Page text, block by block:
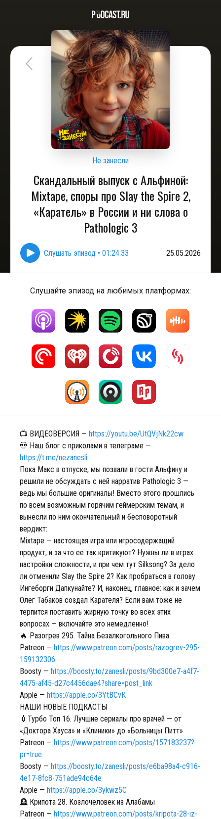
Не занесли
Скандальный выпуск с Альфиной:
Mixtape, споры про Slay the Spire 2,
«Каратель» в России и ни слова о
Pathologic 3
Слушать эпизод • 01:24:33 25.05.2026
Слушайте эпизод на любимых платформах:
📺 ВИДЕОВЕРСИЯ — https://youtu.be/UtQVjNk22cw
💀 Наш блог с приколами в телеграме —
https://t.me/nezanesli
Пока Макс в отпуске, мы позвали в гости Альфину и
решили не обсуждать с ней нарратив Pathologic 3 —
ведь мы большие оригиналы! Вместо этого прошлись
по всем возможным горячим геймерским темам, и
вынесли по ним окончательный и бесповоротный
вердикт:
Mixtape — настоящая игра или игросодержащий
продукт, и за что ее так критикуют? Нужны ли в играх
настройки сложности, и при чем тут Silksong? За дело
ли отменили Slay the Spire 2? Как пробраться в голову
Ингеборги Дапкунайте? И, наконец, главное: как и зачем
Олег Табаков создал Карателя? Если вам тоже не
терпится поставить жирную точку во всех этих
вопросах — включайте это немедленно!
🔥 Разогрев 295. Тайна Безалкогольного Пива
Patreon — https://www.patreon.com/posts/razogrev-295-
159132306
Boosty — https://boosty.to/zanesli/posts/9bd300e7-a4f7-
4475-af45-d27c4456dae4?share=post_link
Apple — https://apple.co/3YtBCvK
НАШИ НОВЫЕ ПОДКАСТЫ
💉Турбо Топ 16. Лучшие сериалы про врачей — от
«Доктора Хауса» и «Клиники» до «Больницы Питт»
Patreon — https://www.patreon.com/posts/157183237?
pr=true
Boosty — https://boosty.to/zanesli/posts/e6ba98a4-c916-
4e17-8fc8-751ade94c64e
Apple — https://apple.co/3ykwz5C
🪦 Крипота 28. Козлочеловек из Алабамы
Patreon — https://www.patreon.com/posts/kripota-28-iz-